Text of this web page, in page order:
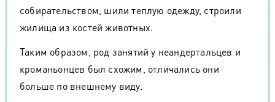
собирательством, шили теплую одежду, строили
жилища из костей животных.
Таким образом, род занятий у неандертальцев и
кроманьонцев был схожим, отличались они
больше по внешнему виду.